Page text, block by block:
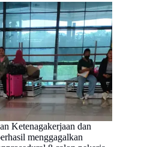
Ketenagakerjaan dan
menggagalkan